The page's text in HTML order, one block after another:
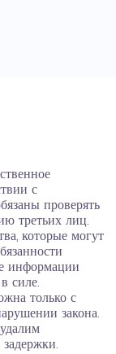
с
проверять
третьих лиц.
которые могут
информации
силе.
только с
закона.